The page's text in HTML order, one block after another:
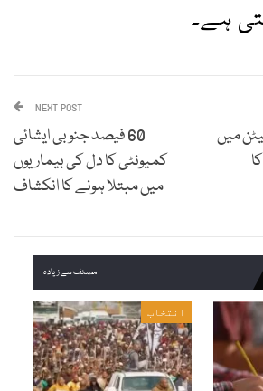
ہے۔
میں
NEXT POST
60 فیصد جنوبی ایشائی
کمیونٹی کا دل کی بیماریوں
میں مبتلا ہونے کا انکشاف
مصنف سے زیادہ
انتخاب